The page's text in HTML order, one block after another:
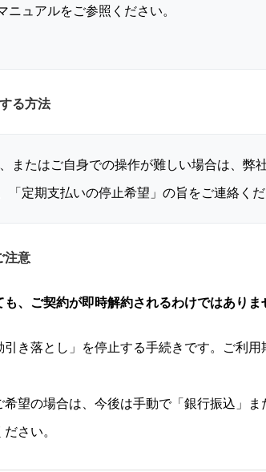
ュアルをご参照ください。
る方法
またはご自身での操作が難しい場合は、弊
「定期支払いの停止希望」の旨をご連絡くだ
注意
も、ご契約が即時解約されるわけではありま
き落とし」を停止する手続きです。ご利
望の場合は、今後は手動で「銀行振込」
さい。